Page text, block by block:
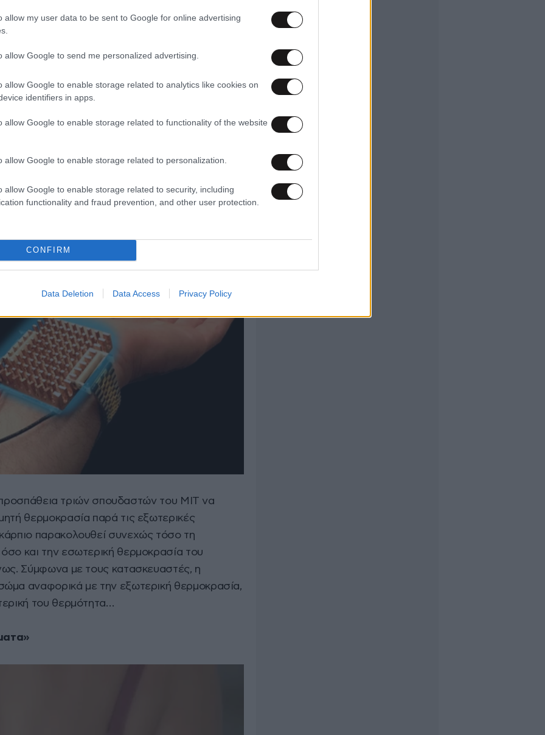
allow my user data to be sent to Google for online advertising
allow Google to send me personalized advertising.
allow Google to enable storage related to analytics like cookies on
identifiers in apps.
allow Google to enable storage related to functionality of the website
allow Google to enable storage related to personalization.
allow Google to enable storage related to security, including
functionality and fraud prevention, and other user protection.
CONFIRM
Data Deletion Data Access Privacy Policy
συνεχώς έδαφος σε όρους κακής φήμης,
έχει βαλθεί να τον κάνει να
Οι φακοί επαφής του διαβητικού κάνουν τη
είναι σε θέση να παίρνουν τις
του ασθενούς την ώρα που τους φορά!
αλλάζουν χρώμα, ενημερώνοντας έτσι τον
του. Ας ελπίσουμε ότι δεν θα σερβίρονται
στα μάτια του κατόχου…
θερμοκρασία του σώματος
προσπάθεια τριών σπουδαστών του ΜΙΤ να
θερμοκρασία παρά τις εξωτερικές
παρακολουθεί συνεχώς τόσο τη
και την εσωτερική θερμοκρασία του
Σύμφωνα με τους κατασκευαστές, η
αναφορικά με την εξωτερική θερμοκρασία,
του θερμότητα…